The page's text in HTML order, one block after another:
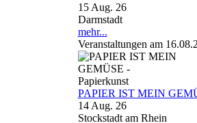
15 Aug. 26
Darmstadt
mehr...
Veranstaltungen am
PAPIER IST MEIN
14 Aug. 26
Stockstadt am Rhein